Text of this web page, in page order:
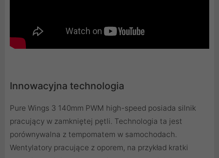
Innowacyjna technologia
Pure Wings 3 140mm PWM high-speed posiada silnik
pracujący w zamkniętej pętli. Technologia ta jest
porównywalna z tempomatem w samochodach.
Wentylatory pracujące z oporem, na przykład kratki